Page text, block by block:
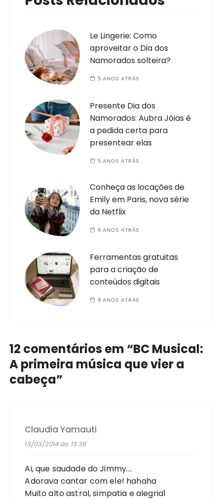
Le Lingerie: Como
aproveitar o Dia dos
Namorados solteira?
5 ANOS ATRÁS
Presente Dia dos
Namorados: Aubra Jóias é
a pedida certa para
presentear elas
5 ANOS ATRÁS
Conheça as locações de
Emily em Paris, nova série
da Netflix
6 ANOS ATRÁS
Ferramentas gratuitas
para a criação de
conteúdos digitais
6 ANOS ATRÁS
12 comentários em “BC Musical:
A primeira música que vier a
cabeça”
Claudia Yamauti
13/03/2014 às 13:38
Ai, que saudade do Jimmy….
Adorava cantar com ele! hahaha
Muito alto astral, simpatia e alegria1